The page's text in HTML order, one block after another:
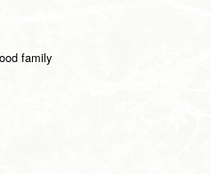
family